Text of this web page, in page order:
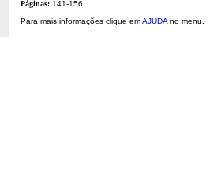
Páginas: 141-156
Para mais informações clique emAJUDA no menu.